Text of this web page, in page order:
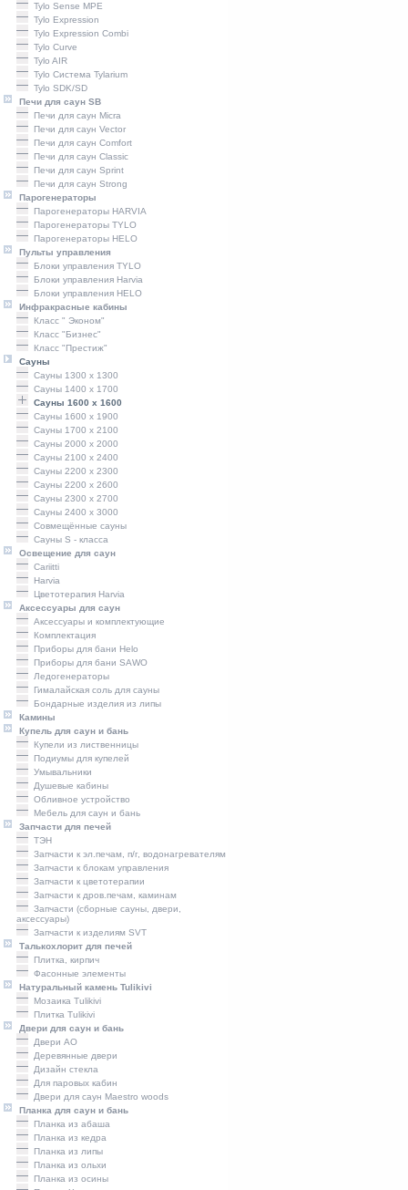
Tylo Sense MPE
Tylo Expression
Tylo Expression Combi
Tylo Curve
Tylo AIR
Tylo Система Tylarium
Tylo SDK/SD
Печи для саун SB
Печи для саун Micra
Печи для саун Vector
Печи для саун Comfort
Печи для саун Classic
Печи для саун Sprint
Печи для саун Strong
Парогенераторы
Парогенераторы HARVIA
Парогенераторы TYLO
Парогенераторы HELO
Пульты управления
Блоки управления TYLO
Блоки управления Harvia
Блоки управления HELO
Инфракрасные кабины
Класс " Эконом"
Класс "Бизнес"
Класс "Престиж"
Сауны
Сауны 1300 х 1300
Сауны 1400 x 1700
Сауны 1600 x 1600
Сауны 1600 x 1900
Сауны 1700 x 2100
Сауны 2000 x 2000
Сауны 2100 x 2400
Сауны 2200 x 2300
Сауны 2200 x 2600
Сауны 2300 x 2700
Сауны 2400 x 3000
Совмещённые сауны
Сауны S - класса
Освещение для саун
Cariitti
Harvia
Цветотерапия Harvia
Аксессуары для саун
Аксессуары и комплектующие
Комплектация
Приборы для бани Helo
Приборы для бани SAWO
Ледогенераторы
Гималайская соль для сауны
Бондарные изделия из липы
Камины
Купель для саун и бань
Купели из лиственницы
Подиумы для купелей
Умывальники
Душевые кабины
Обливное устройство
Мебель для саун и бань
Запчасти для печей
ТЭН
Запчасти к эл.печам, п/г, водонагревателям
Запчасти к блокам управления
Запчасти к цветотерапии
Запчасти к дров.печам, каминам
Запчасти (сборные сауны, двери,
аксессуары)
Запчасти к изделиям SVT
Талькохлорит для печей
Плитка, кирпич
Фасонные элементы
Натуральный камень Tulikivi
Мозаика Tulikivi
Плитка Tulikivi
Двери для саун и бань
Двери AO
Деревянные двери
Дизайн стекла
Для паровых кабин
Двери для саун Maestro woods
Планка для саун и бань
Планка из абаша
Планка из кедра
Планка из липы
Планка из ольхи
Планка из осины